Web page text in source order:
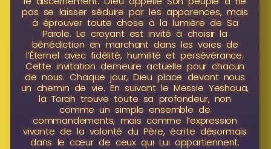
pas se laisser séduire par les apparences, mais
à éprouver toute chose à la lumière de Sa
Parole. Le croyant est invité à choisir la
bénédiction en marchant dans les voies de
l’Éternel avec fidélité, humilité et persévérance.
Cette invitation demeure actuelle pour chacun
de nous. Chaque jour, Dieu place devant nous
un chemin de vie. En suivant le Messie Yeshoua,
la Torah trouve toute sa profondeur, non
comme un simple ensemble de
commandements, mais comme l’expression
vivante de la volonté du Père, écrite désormais
dans le cœur de ceux qui Lui appartiennent.